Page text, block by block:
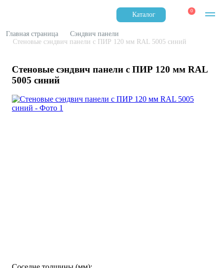
Каталог
0
Главная страница
Сэндвич панели
Стеновые сэндвич панели с ПИР 120 мм RAL 5005 синий
Стеновые сэндвич панели с ПИР 120 мм RAL
5005 синий